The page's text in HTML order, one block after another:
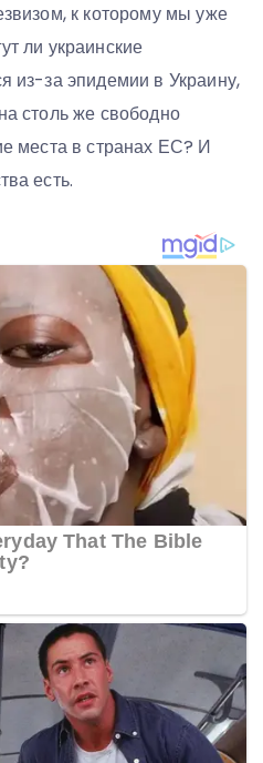
к которому мы уже
ли украинские
из-за эпидемии в Украину,
столь же свободно
места в странах ЕС? И
есть.